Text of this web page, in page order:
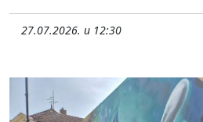
27.07.2026. u 12:30